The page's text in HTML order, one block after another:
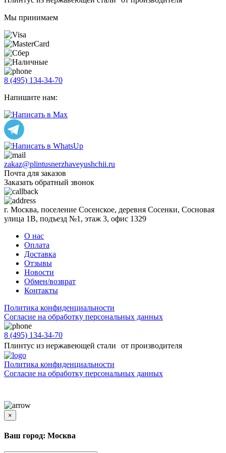
Мы принимаем
8 (495) 134-34-70
Напишите нам:
zakaz@plintusnerzhaveyushchii.ru
Почта для заказов
Заказать обратный звонок
г. Москва, поселение Сосенское, деревня Сосенки, Сосновая
улица 1В, подъезд №1, этаж 3, офис 1329
О нас
Оплата
Доставка
Отзывы
Новости
Обмен/возврат
Контакты
Политика конфиденциальности
Согласиe на обработку персональных данных
8 (495) 134-34-70
Плинтус из нержавеющей стали от производителя
Политика конфиденциальности
Согласиe на обработку персональных данных
×
Ваш город: Москва